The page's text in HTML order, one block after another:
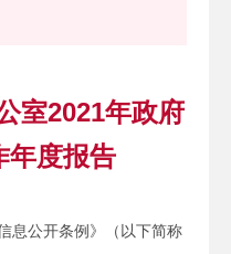
室2021年政府
年度报告
息公开条例》（以下简称